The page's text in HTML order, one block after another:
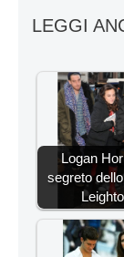
LEGGI
Logan
segreto